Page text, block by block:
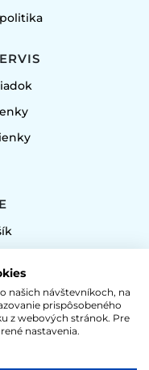
JE
našich návštevníkoch, na
prispôsobeného
z webových stránok. Pre
nastavenia.